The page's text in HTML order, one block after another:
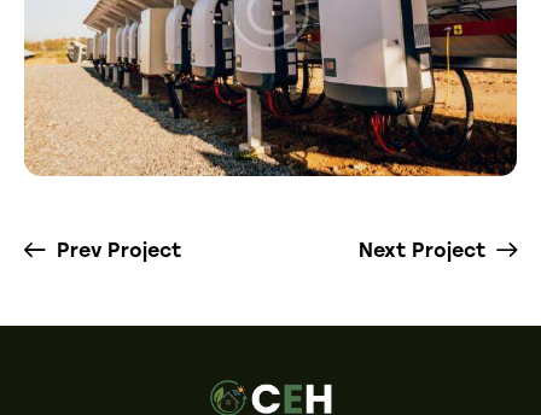
Prev Project Next Project